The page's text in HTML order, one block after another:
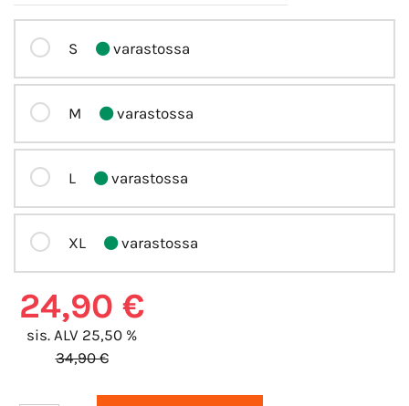
S varastossa
M varastossa
L varastossa
XL varastossa
24,90 €
sis. ALV 25,50 %
34,90 €